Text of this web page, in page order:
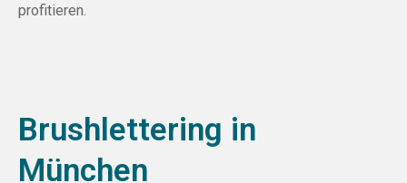
profitieren.
Brushlettering in
München